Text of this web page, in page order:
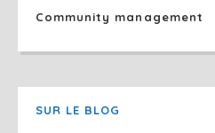
Community management
SUR LE BLOG